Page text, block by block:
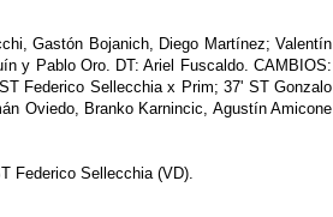
Gastón Bojanich, Diego Martínez; Valentín
y Pablo Oro. DT: Ariel Fuscaldo. CAMBIOS:
Federico Sellecchia x Prim; 37' ST Gonzalo
Oviedo, Branko Karnincic, Agustín Amicone
Federico Sellecchia (VD).